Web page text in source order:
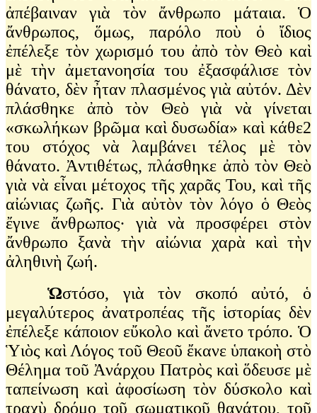
ἀπέβαιναν γιὰ τὸν ἄνθρωπο μάταια. Ὁ
ἄνθρωπος, ὅμως, παρόλο ποὺ ὁ ἴδιος
ἐπέλεξε τὸν χωρισμό του ἀπὸ τὸν Θεὸ καὶ
μὲ τὴν ἀμετανοησία του ἐξασφάλισε τὸν
θάνατο, δὲν ἦταν πλασμένος γιὰ αὐτόν. Δὲν
πλάσθηκε ἀπὸ τὸν Θεὸ γιὰ νὰ γίνεται
«σκωλήκων βρῶμα καὶ δυσωδία» καὶ κάθε2
του στόχος νὰ λαμβάνει τέλος μὲ τὸν
θάνατο. Ἀντιθέτως, πλάσθηκε ἀπὸ τὸν Θεὸ
γιὰ νὰ εἶναι μέτοχος τῆς χαρᾶς Του, καὶ τῆς
αἰώνιας ζωῆς. Γιὰ αὐτὸν τὸν λόγο ὁ Θεὸς
ἔγινε ἄνθρωπος∙ γιὰ νὰ προσφέρει στὸν
ἄνθρωπο ξανὰ τὴν αἰώνια χαρὰ καὶ τὴν
ἀληθινὴ ζωή.
Ὡστόσο, γιὰ τὸν σκοπό αὐτό, ὁ
μεγαλύτερος ἀνατροπέας τῆς ἱστορίας δὲν
ἐπέλεξε κάποιον εὔκολο καὶ ἄνετο τρόπο. Ὁ
Ὑιὸς καὶ Λόγος τοῦ Θεοῦ ἔκανε ὑπακοὴ στὸ
Θέλημα τοῦ Ἀνάρχου Πατρὸς καὶ ὅδευσε μὲ
ταπείνωση καὶ ἀφοσίωση τὸν δύσκολο καὶ
τραχὺ δρόμο τοῦ σωματικοῦ θανάτου, τοῦ